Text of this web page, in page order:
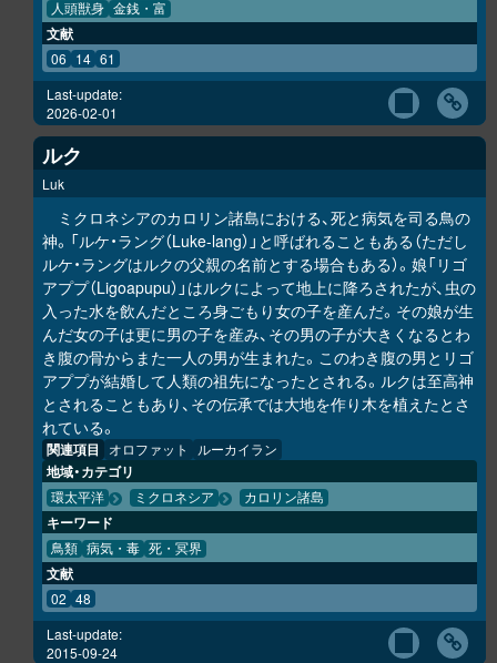
人頭獣身 金銭・富
文献
06 14 61
Last-update:
2026-02-01
ルク
Luk
ミクロネシアのカロリン諸島における、死と病気を司る鳥の
神。「ルケ・ラング（Luke-lang）」と呼ばれることもある（ただし
ルケ・ラングはルクの父親の名前とする場合もある）。娘「リゴ
アププ（Ligoapupu）」はルクによって地上に降ろされたが、虫の
入った水を飲んだところ身ごもり女の子を産んだ。その娘が生
んだ女の子は更に男の子を産み、その男の子が大きくなるとわ
き腹の骨からまた一人の男が生まれた。このわき腹の男とリゴ
アププが結婚して人類の祖先になったとされる。ルクは至高神
とされることもあり、その伝承では大地を作り木を植えたとさ
れている。
関連項目 オロファット ルーカイラン
地域・カテゴリ
環太平洋 ミクロネシア カロリン諸島
キーワード
鳥類 病気・毒 死・冥界
文献
02 48
Last-update:
2015-09-24